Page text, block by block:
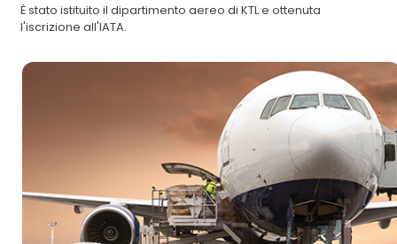
È stato istituito il dipartimento aereo di KTL e ottenuta
l'iscrizione all'IATA.